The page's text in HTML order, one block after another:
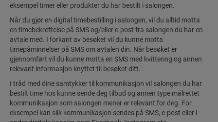
eksempel timer eller produkter du har bestilt i salongen.
Når du gjør en digital timebestilling i salongen, vil du alltid motta
en timebekreftelse på SMS og/eller e-post fra salongen du har en
avtale med. I forkant av besøket vil du kunne motta
timepåminnelser på SMS om avtalen din. Når besøket er
gjennomført vil du kunne motta en SMS med kvittering og annen
relevant informasjon knyttet til besøket ditt.
I tråd med dine samtykker til kommunikasjon vil salongen du har
bestilt time hos kunne sende deg tilbud og annen type målrettet
kommunikasjon som salongen mener er relevant for deg. For
eksempel kan slik kommunikasjon sendes på SMS, e-post eller i